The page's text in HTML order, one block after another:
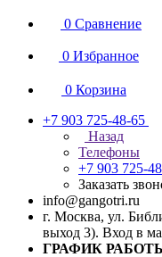
0 Сравнение
0 Избранное
0 Корзина
+7 903 725-48-65
Назад
Телефоны
+7 903 725-
Заказать
info@gangotri.ru
г. Москва, ул.
выход 3). Вход в
ГРАФИК